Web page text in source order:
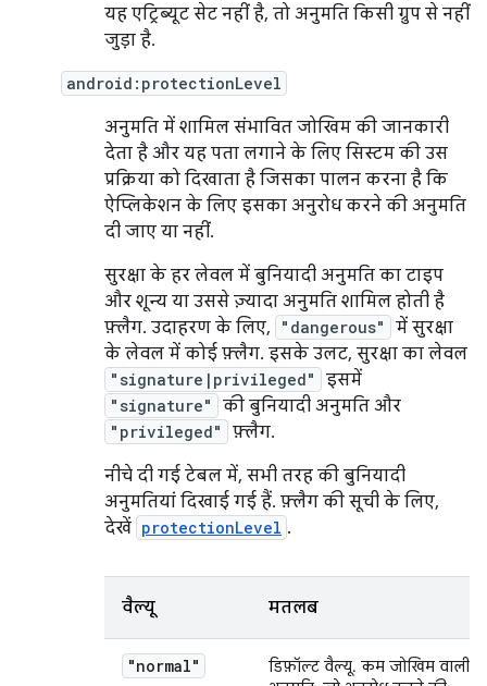
यह एट्रिब्यूट सेट नहीं है, तो अनुमति किसी ग्रुप से नहीं
जुड़ा है.
android:protectionLevel
अनुमति में शामिल संभावित जोखिम की जानकारी
देता है और यह पता लगाने के लिए सिस्टम की उस
प्रक्रिया को दिखाता है जिसका पालन करना है कि
ऐप्लिकेशन के लिए इसका अनुरोध करने की अनुमति
दी जाए या नहीं.
सुरक्षा के हर लेवल में बुनियादी अनुमति का टाइप
और शून्य या उससे ज़्यादा अनुमति शामिल होती है
फ़्लैग. उदाहरण के लिए,
"dangerous"
में सुरक्षा
के लेवल में कोई फ़्लैग. इसके उलट, सुरक्षा का लेवल
"signature|privileged" इसमें
"signature" की बुनियादी अनुमति और
"privileged"
फ़्लैग.
नीचे दी गई टेबल में, सभी तरह की बुनियादी
अनुमतियां दिखाई गई हैं. फ़्लैग की सूची के लिए,
देखें protectionLevel .
वैल्यू मतलब
"normal"
डिफ़ॉल्ट वैल्यू. कम जोखिम वाली